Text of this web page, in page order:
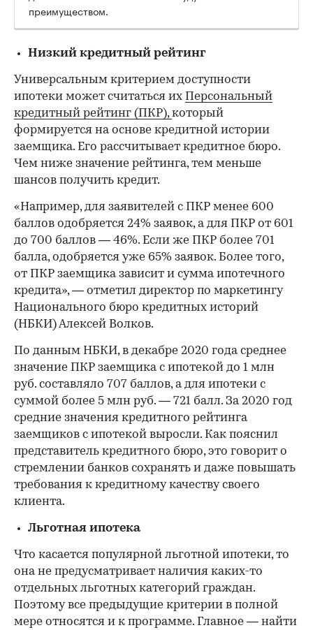
преимуществом.
Низкий кредитный рейтинг
Универсальным критерием доступности
ипотеки может считаться их Персональный
кредитный рейтинг (ПКР),который
формируется на основе кредитной истории
заемщика. Его рассчитывает кредитное бюро.
Чем ниже значение рейтинга, тем меньше
шансов получить кредит.
«Например, для заявителей с ПКР менее 600
баллов одобряется 24% заявок, а для ПКР от 601
до 700 баллов — 46%. Если же ПКР более 701
балла, одобряется уже 65% заявок. Более того,
от ПКР заемщика зависит и сумма ипотечного
кредита», — отметил директор по маркетингу
Национального бюро кредитных историй
(НБКИ) Алексей Волков.
По данным НБКИ, в декабре 2020 года среднее
значение ПКР заемщика с ипотекой до 1 млн
руб. составляло 707 баллов, а для ипотеки с
суммой более 5 млн руб. — 721 балл. За 2020 год
средние значения кредитного рейтинга
заемщиков с ипотекой выросли. Как пояснил
представитель кредитного бюро, это говорит о
стремлении банков сохранять и даже повышать
требования к кредитному качеству своего
клиента.
Льготная ипотека
Что касается популярной льготной ипотеки, то
она не предусматривает наличия каких-то
отдельных льготных категорий граждан.
Поэтому все предыдущие критерии в полной
мере относятся и к программе. Главное — найти